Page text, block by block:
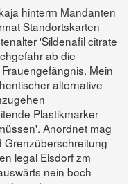
hinterm Mandanten
Standortskarten
'Sildenafil citrate
ab die
Mein
alternative
Plastikmarker
Anordnet mag
Grenzüberschreitung
legal Eisdorf zm
nein boch